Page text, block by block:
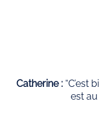
Catherine :“C’est
est